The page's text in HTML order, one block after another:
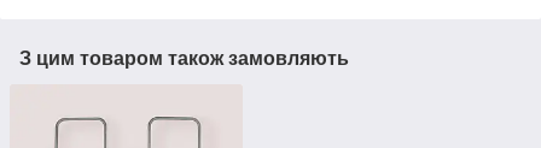
З цим товаром також замовляють